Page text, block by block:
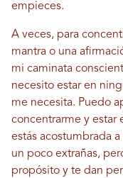
empieces.
A veces, para
mantra o una
mi caminata
necesito estar en
me necesita. Puedo
concentrarme y estar
estás acostumbrada
un poco extrañas,
propósito y te dan